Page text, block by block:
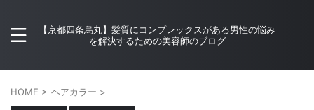
【京都四条烏丸】髪質にコンプレックスがある男性の悩み
を解決するための美容師のブログ
HOME > ヘアカラー >